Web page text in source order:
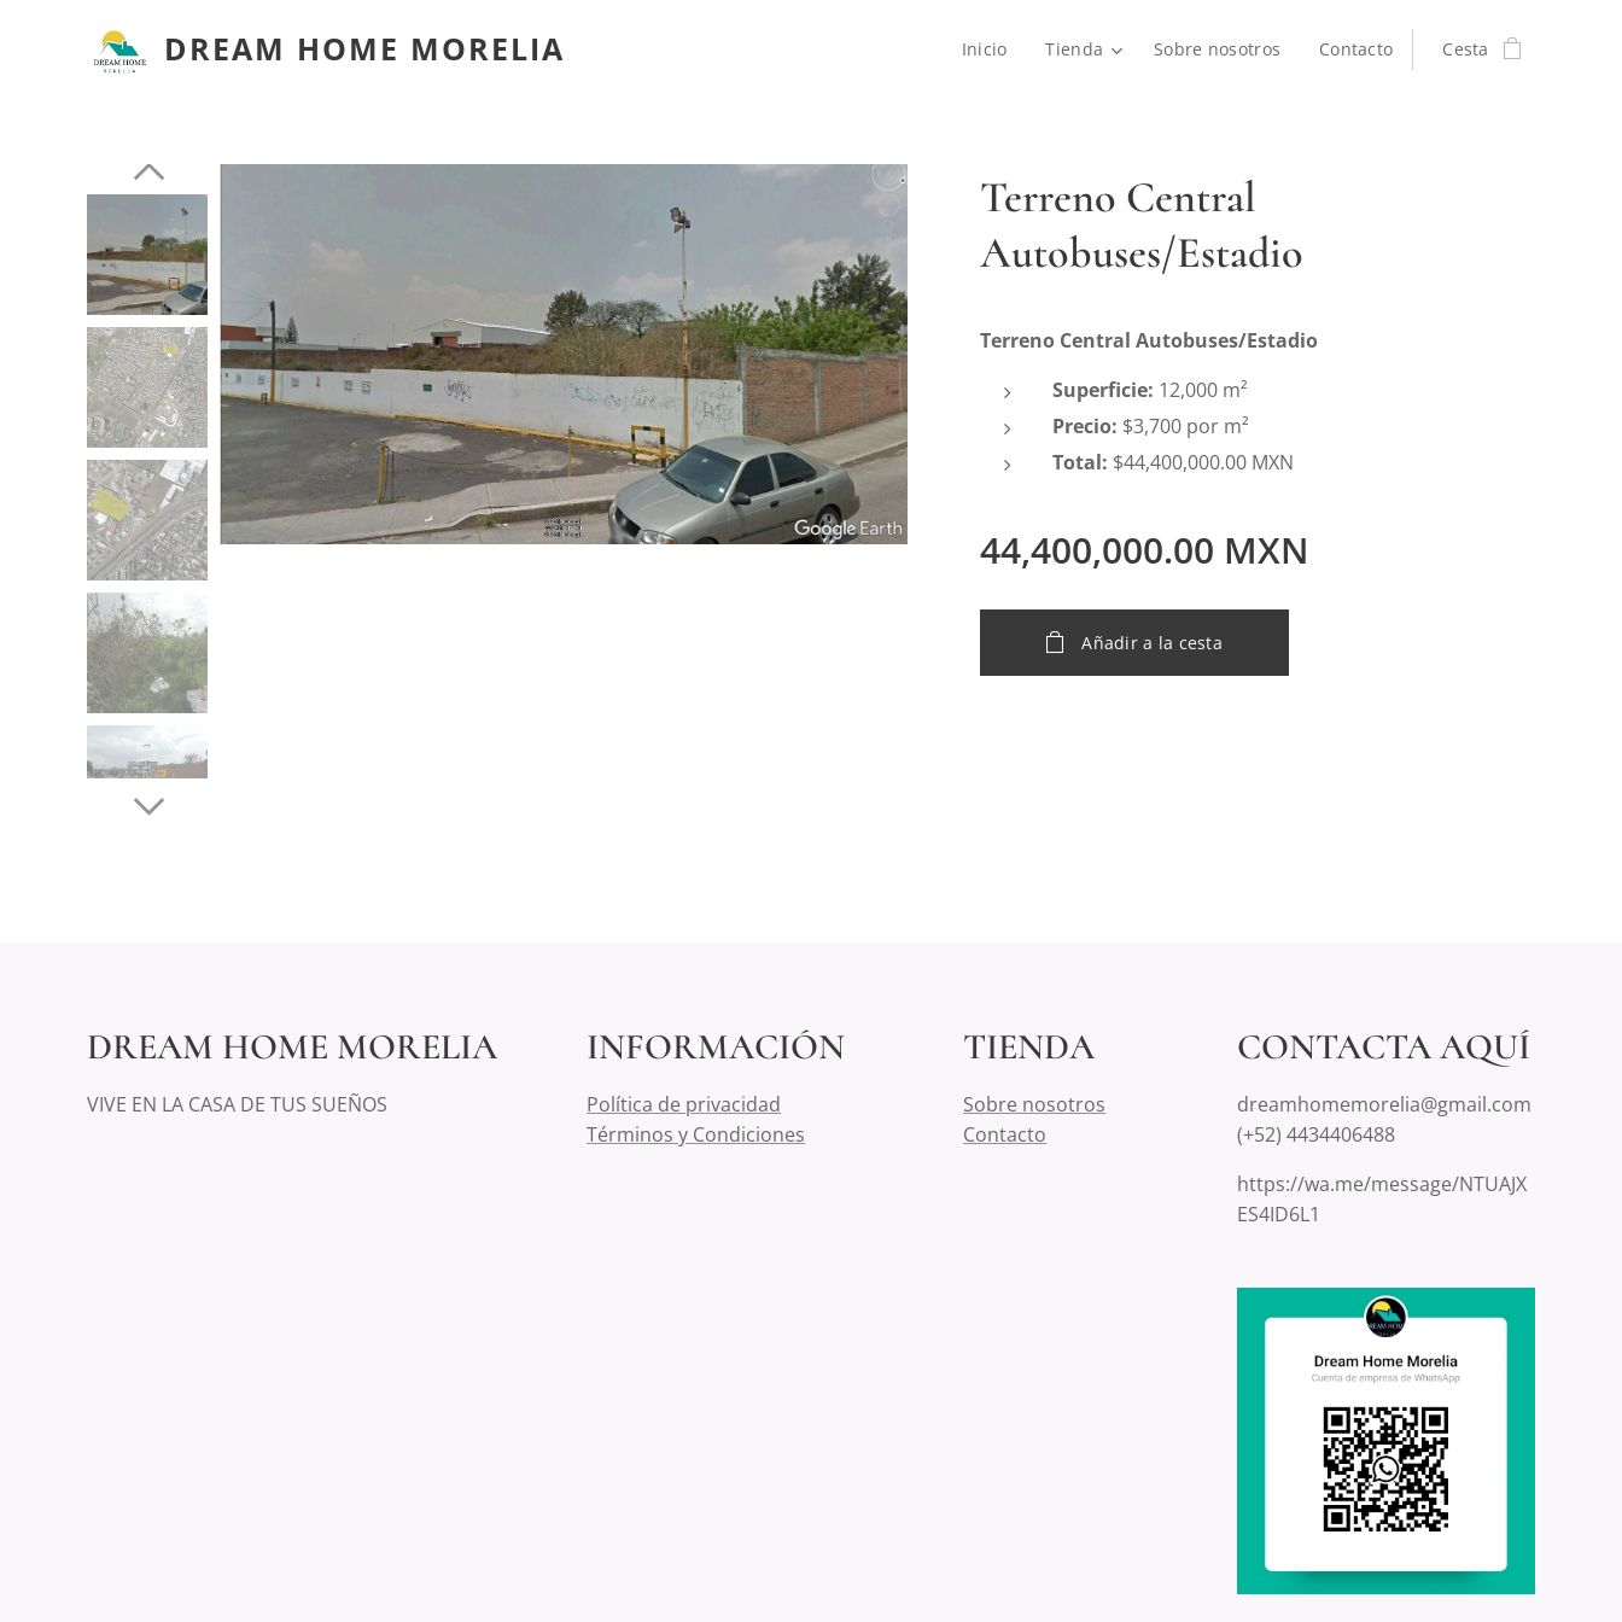
DREAM HOME MORELIA Inicio Tienda Sobre nosotros Contacto Cesta
Terreno Central
Autobuses/Estadio
Terreno Central Autobuses/Estadio
Superficie: 12,000 m²
Precio: $3,700 por m²
Total: $44,400,000.00 MXN
44,400,000.00 MXN
Añadir a la cesta
DREAM HOME MORELIA
VIVE EN LA CASA DE TUS SUEÑOS
INFORMACIÓN
Política de privacidad
Términos y Condiciones
TIENDA
Sobre nosotros
Contacto
CONTACTA AQUÍ
dreamhomemorelia@gmail.com
(+52) 4434406488
https://wa.me/message/NTUAJX
ES4ID6L1